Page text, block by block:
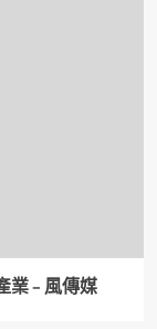
業 – 風傳媒